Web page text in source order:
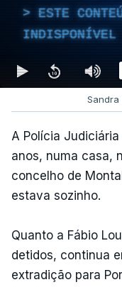
ESTE
INDISPONÍVEL
Sandra
A Polícia
anos, numa casa,
concelho de
estava sozinho.
Quanto a Fábio
detidos, continua
extradição para